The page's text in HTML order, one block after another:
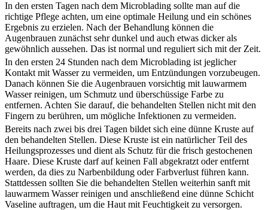
In den ersten Tagen nach dem Microblading sollte man auf die
richtige Pflege achten, um eine optimale Heilung und ein schönes
Ergebnis zu erzielen. Nach der Behandlung können die
Augenbrauen zunächst sehr dunkel und auch etwas dicker als
gewöhnlich aussehen. Das ist normal und reguliert sich mit der Zeit.
In den ersten 24 Stunden nach dem Microblading ist jeglicher
Kontakt mit Wasser zu vermeiden, um Entzündungen vorzubeugen.
Danach können Sie die Augenbrauen vorsichtig mit lauwarmem
Wasser reinigen, um Schmutz und überschüssige Farbe zu
entfernen. Achten Sie darauf, die behandelten Stellen nicht mit den
Fingern zu berühren, um mögliche Infektionen zu vermeiden.
Bereits nach zwei bis drei Tagen bildet sich eine dünne Kruste auf
den behandelten Stellen. Diese Kruste ist ein natürlicher Teil des
Heilungsprozesses und dient als Schutz für die frisch gestochenen
Haare. Diese Kruste darf auf keinen Fall abgekratzt oder entfernt
werden, da dies zu Narbenbildung oder Farbverlust führen kann.
Stattdessen sollten Sie die behandelten Stellen weiterhin sanft mit
lauwarmem Wasser reinigen und anschließend eine dünne Schicht
Vaseline auftragen, um die Haut mit Feuchtigkeit zu versorgen.